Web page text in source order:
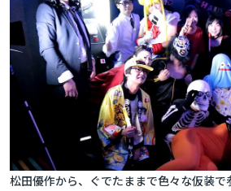
松田優作から、ぐでたままで色々な仮装で